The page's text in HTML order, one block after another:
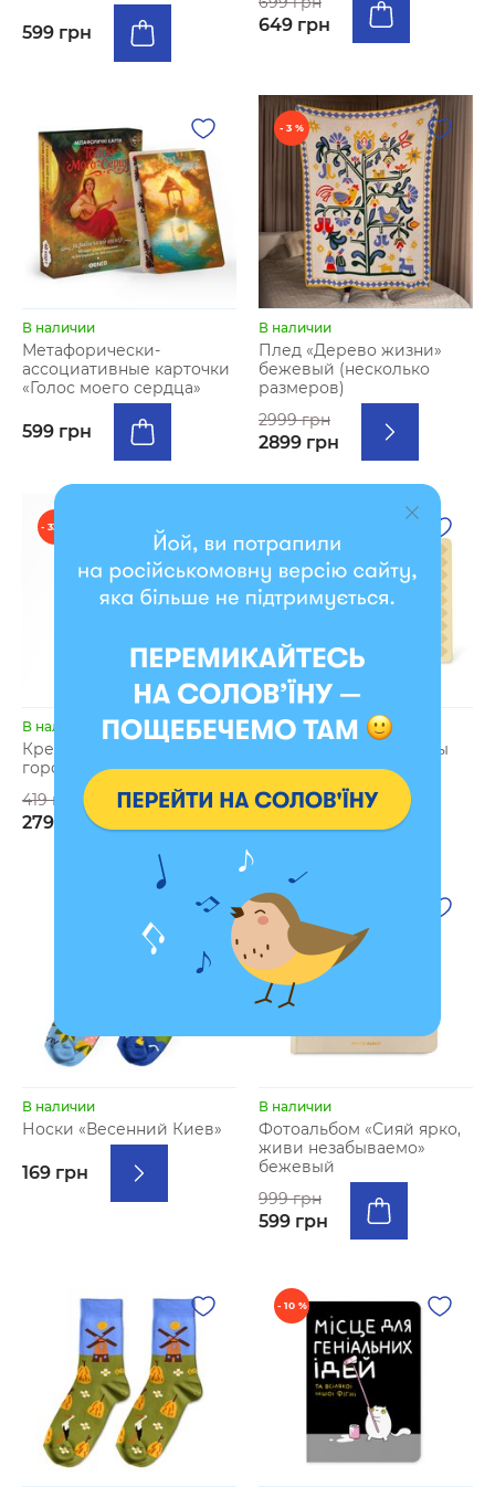
599 грн 649 грн
В наличии
Метафорически-
ассоциативные карточки
«Голос моего сердца»
599 грн
- 3 %
В наличии
Плед «Дерево жизни»
бежевый (несколько
размеров)
2999 грн
2899 грн
- 33 %
В наличии
Крем для рук «Пока
город спит»
419 грн
279 грн
В наличии
Фотоальбом «Моменты
вместе» бежевый
699 грн
В наличии
Носки «Весенний Киев»
169 грн
- 40 %
В наличии
Фотоальбом «Сияй ярко,
живи незабываемо»
бежевый
999 грн
599 грн
- 10 %